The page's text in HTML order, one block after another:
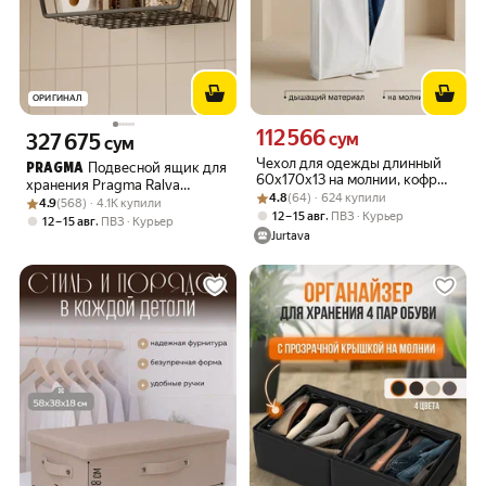
ОРИГИНАЛ
PRAGMA Подвесной ящик для
хранения Pragma Ralva
40х26х14 см, черный
Цена 327675 сум вместо
327 675сум
Рейтинг товара: 4.9 из 5
Оценок: (568) · 4.1K купили
4.9(568) · 4.1K купили
12 – 15 авг, ПВЗ Курьер
Чехол для одежды длинный
60х170х13 на молнии, кофр
для хранения платьев, шубы и
верхней одежды, спанбонд
белый
Цена 112566 сум вместо
112 566сум
Рейтинг товара: 4.8 из 5
Оценок: (64) · 624 купили
4.8(64) · 624 купили
12 – 15 авг, ПВЗ
Курьер
Jurtava